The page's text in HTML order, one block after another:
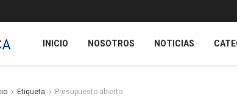
INICIO NOSOTROS NOTICIAS
Etiqueta Presupuesto abierto